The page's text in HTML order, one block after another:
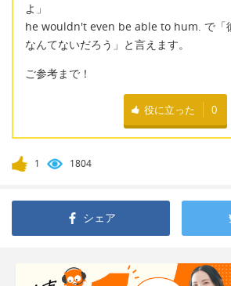
よ」
he wouldn't even be able to hum. で「
なんてないだろう」と言えます。
ご参考まで！
役に立った 0
1 1804
シェア